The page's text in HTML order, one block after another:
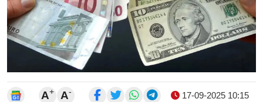
A+ A- 17-09-2025 10:15